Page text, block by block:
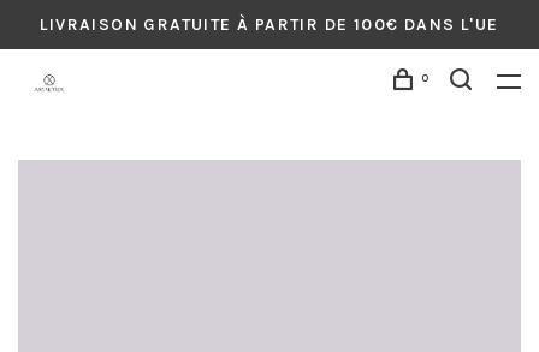
LIVRAISON GRATUITE À PARTIR DE 100€ DANS L'UE
0